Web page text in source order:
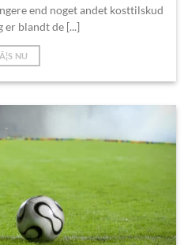
end noget andet kosttilskud
er blandt de [...]
NU